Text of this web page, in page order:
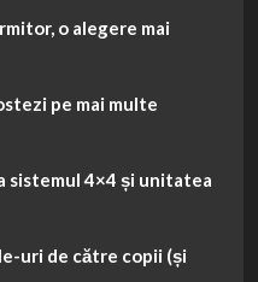
o alegere mai
pe mai multe
sistemul 4×4 și unitatea
uri de către copii (și